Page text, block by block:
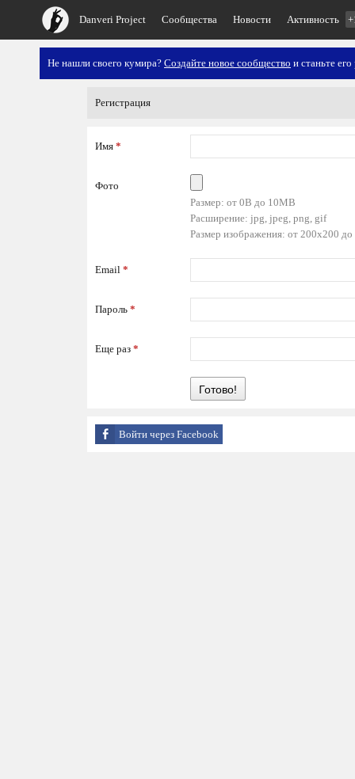
Danveri Project Сообщества Новости Активность
Не нашли своего кумира? Создайте новое сообщество и станьте
Регистрация
Имя *
Фото
Размер: от 0B до 10MB
Расширение: jpg, jpeg, png, gif
Размер изображения: от 200x200
Email *
Пароль *
Еще раз *
Готово!
Войти через Facebook